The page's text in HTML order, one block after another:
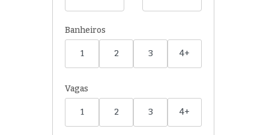
Banheiros
1 2 3 4+
Vagas
1 2 3 4+